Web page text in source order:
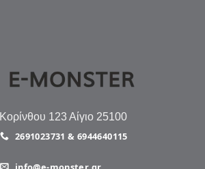
Κορίνθου 123 Αίγιο 25100
2691023731 & 6944640115